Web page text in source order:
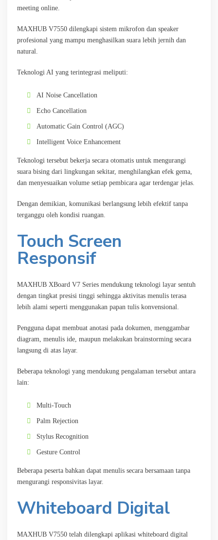
meeting online.
MAXHUB V7550 dilengkapi sistem mikrofon dan speaker
profesional yang mampu menghasilkan suara lebih jernih dan
natural.
Teknologi AI yang terintegrasi meliputi:
AI Noise Cancellation
Echo Cancellation
Automatic Gain Control (AGC)
Intelligent Voice Enhancement
Teknologi tersebut bekerja secara otomatis untuk mengurangi
suara bising dari lingkungan sekitar, menghilangkan efek gema,
dan menyesuaikan volume setiap pembicara agar terdengar jelas.
Dengan demikian, komunikasi berlangsung lebih efektif tanpa
terganggu oleh kondisi ruangan.
Touch Screen
Responsif
MAXHUB XBoard V7 Series mendukung teknologi layar sentuh
dengan tingkat presisi tinggi sehingga aktivitas menulis terasa
lebih alami seperti menggunakan papan tulis konvensional.
Pengguna dapat membuat anotasi pada dokumen, menggambar
diagram, menulis ide, maupun melakukan brainstorming secara
langsung di atas layar.
Beberapa teknologi yang mendukung pengalaman tersebut antara
lain:
Multi-Touch
Palm Rejection
Stylus Recognition
Gesture Control
Beberapa peserta bahkan dapat menulis secara bersamaan tanpa
mengurangi responsivitas layar.
Whiteboard Digital
MAXHUB V7550 telah dilengkapi aplikasi whiteboard digital